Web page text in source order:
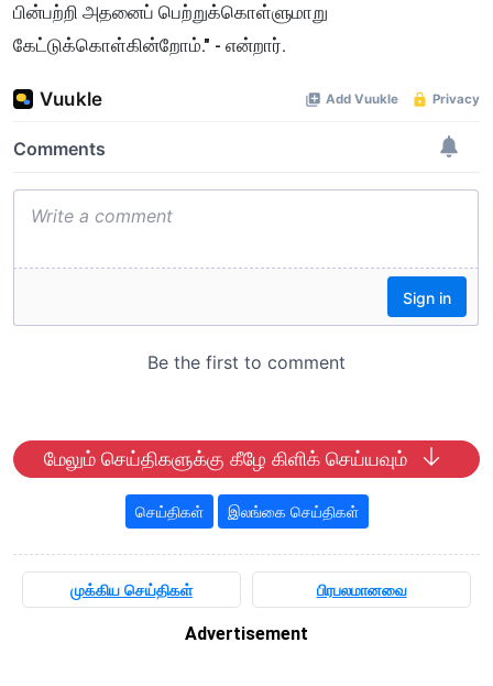
பின்பற்றி அதனைப் பெற்றுக்கொள்ளுமாறு
கேட்டுக்கொள்கின்றோம்." - என்றார்.
மேலும் செய்திகளுக்கு கீழே கிளிக் செய்யவும்
செய்திகள் இலங்கை செய்திகள்
முக்கிய செய்திகள் பிரபலமானவை
Advertisement